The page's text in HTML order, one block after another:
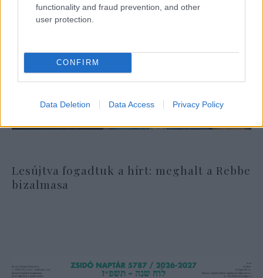
functionality and fraud prevention, and other
user protection.
CONFIRM
Data Deletion Data Access Privacy Policy
Lesújtva fogadtuk a hírt: meghalt a Rebbe
bizalmasa